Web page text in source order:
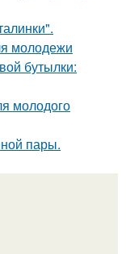
молодежи
бутылки:
молодого
пары.